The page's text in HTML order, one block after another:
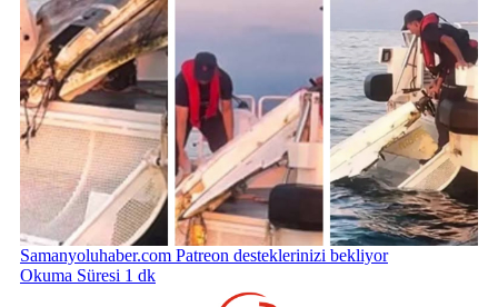
Samanyoluhaber.com Patreon desteklerinizi bekliyor
Okuma Süresi 1 dk